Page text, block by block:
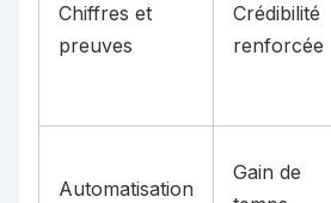
Chiffres et
preuves
Crédibilité
renforcée
Automatisation
Gain de